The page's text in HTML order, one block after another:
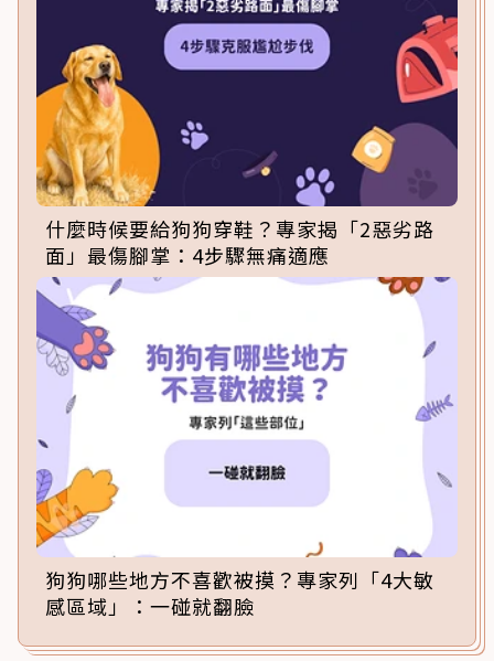
什麼時候要給狗狗穿鞋？專家揭「2惡劣路
面」最傷腳掌：4步驟無痛適應
狗狗哪些地方不喜歡被摸？專家列「4大敏
感區域」：一碰就翻臉